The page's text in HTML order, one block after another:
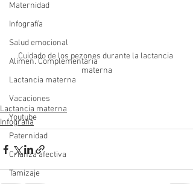
Maternidad
Infografía
Salud emocional
Alimen. Complementaria
Lactancia materna
Vacaciones
Youtube
Paternidad
Crianza afectiva
Tamizaje
Cuidado de los pezones durante la lactancia
materna
Lactancia materna
Infografía